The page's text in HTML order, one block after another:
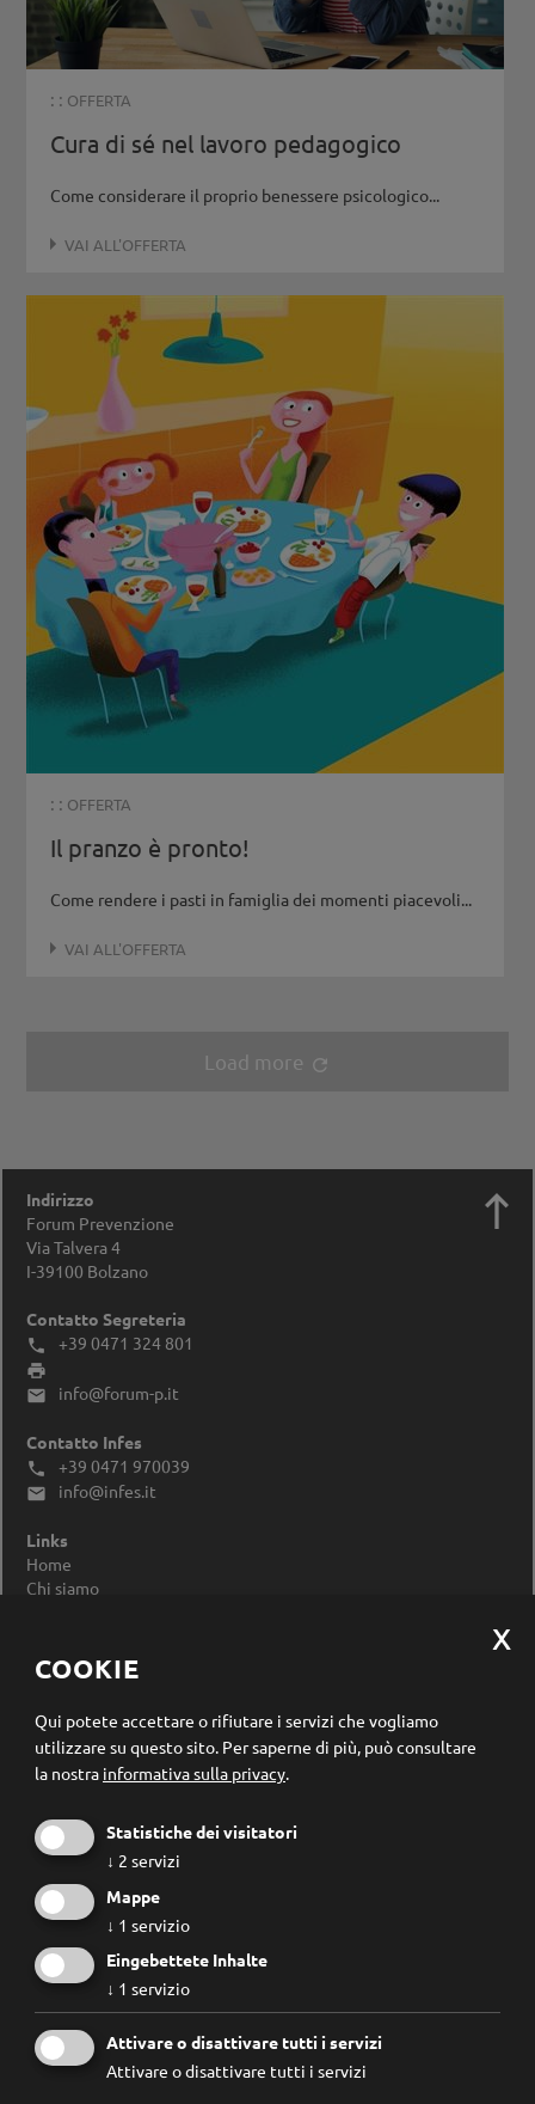
: : OFFERTA
Cura di sé nel lavoro pedagogico
Come considerare il proprio benessere psicologico...
VAI ALL'OFFERTA
: : OFFERTA
Il pranzo è pronto!
Come rendere i pasti in famiglia dei momenti piacevoli...
VAI ALL'OFFERTA
Load more refresh
Indirizzo
Forum Prevenzione
Via Talvera 4
I-39100 Bolzano
Contatto Segreteria
 +39 0471 324 801


info@forum-p.it
Contatto Infes
 +39 0471 970039
 info@infes.it
Links
Home
Chi siamo
Modificare le impostazioni dei cookie

Registrazione newsletter
COOKIE
Qui potete accettare o rifiutare i servizi che vogliamo
utilizzare su questo sito. Per saperne di più, può consultare
la nostra informativa sulla privacy.
Statistiche dei visitatori
↓ 2 servizi
Mappe
↓ 1 servizio
Eingebettete Inhalte
↓ 1 servizio
Attivare o disattivare tutti i servizi
Attivare o disattivare tutti i servizi